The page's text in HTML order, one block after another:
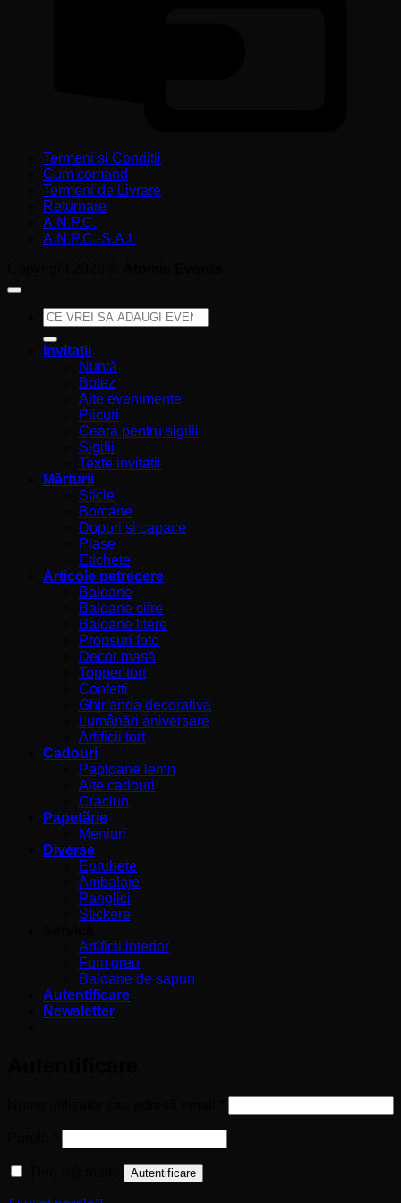
Termeni și Condiții
Cum comand
Termeni de Livrare
Returnare
A.N.P.C.
A.N.P.C.-S.A.L
Caută
după:
Invitații
Nuntă
Botez
Alte evenimente
Plicuri
Ceara pentru sigilii
Sigilii
Texte invitatii
Mărturii
Sticle
Borcane
Dopuri si capace
Plase
Etichete
Articole petrecere
Baloane
Baloane cifre
Baloane litere
Propsuri foto
Decor masă
Topper tort
Confetti
Ghirlanda decorativa
Lumânări aniversare
Artificii tort
Cadouri
Papioane lemn
Alte cadouri
Craciun
Papetărie
Meniuri
Diverse
Eprubete
Ambalaje
Panglici
Stickere
Artificii interior
Fum greu
Baloane de sapun
Autentificare
Newsletter
Autentificare